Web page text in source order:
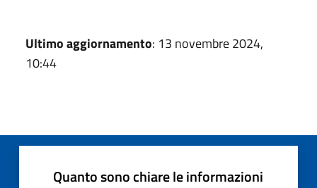
Ultimo aggiornamento: 13 novembre 2024,
10:44
Quanto sono chiare le informazioni